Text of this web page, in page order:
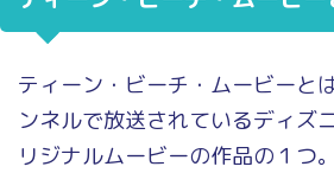
ティーン・ビーチ・ムービーと
ンネルで放送されているディズ
リジナルムービーの作品の１つ。